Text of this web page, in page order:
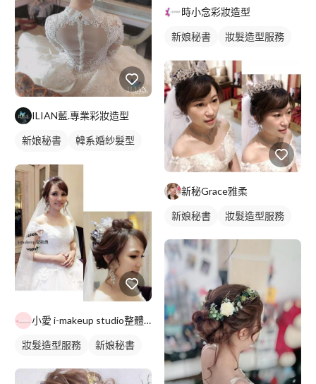
ILIAN藍.專業彩妝造型
新娘秘書
韓系婚紗髮型
小愛 i-makeup studio整體造型
妝髮造型服務 新娘秘書
時小念彩妝造型
新娘秘書 妝髮造型服務
新秘Grace雅柔
新娘秘書 妝髮造型服務